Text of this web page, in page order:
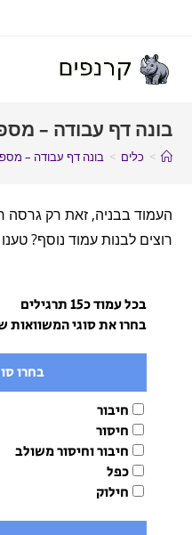
בונה דף עבודה –
> כלים > בונה דף עבודה –
העמוד בבניה, זאת רק גרסה
רוצים לבנות עמוד נוסף?